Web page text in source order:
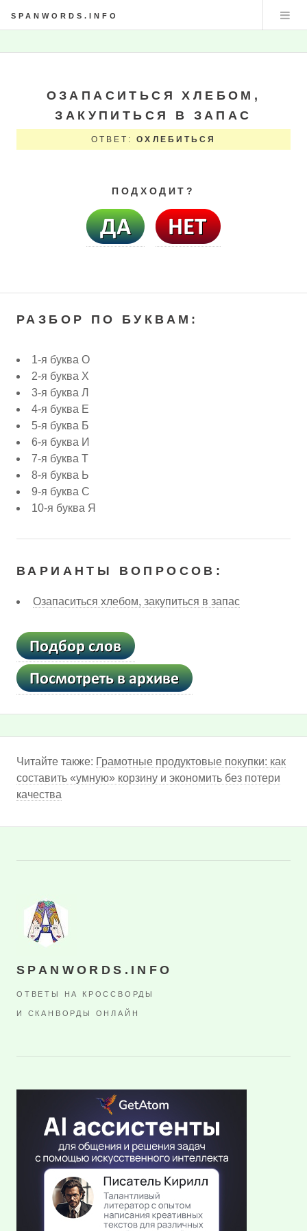
SPANWORDS.INFO
ОЗАПАСИТЬСЯ ХЛЕБОМ,
ЗАКУПИТЬСЯ В ЗАПАС
ОТВЕТ:ОХЛЕБИТЬСЯ
ПОДХОДИТ?
РАЗБОР ПО БУКВАМ:
1-я буква О
2-я буква Х
3-я буква Л
4-я буква Е
5-я буква Б
6-я буква И
7-я буква Т
8-я буква Ь
9-я буква С
10-я буква Я
ВАРИАНТЫ ВОПРОСОВ:
Озапаситься хлебом, закупиться в запас
Читайте также: Грамотные продуктовые покупки: как
составить «умную» корзину и экономить без потери
качества
SPANWORDS.INFO
ОТВЕТЫ НА КРОССВОРДЫ
И СКАНВОРДЫ ОНЛАЙН